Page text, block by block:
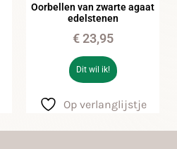
Oorbellen van zwarte agaat
edelstenen
€23,95
Dit wil ik!
Op verlanglijstje